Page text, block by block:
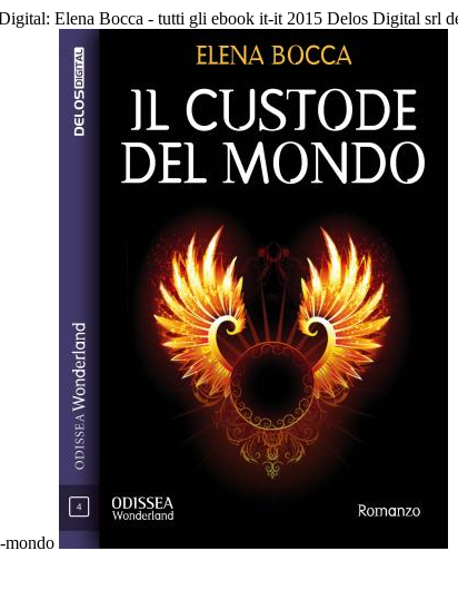
Elena Bocca - tutti gli ebook it-it 2015 Delos Digital srl
mondo